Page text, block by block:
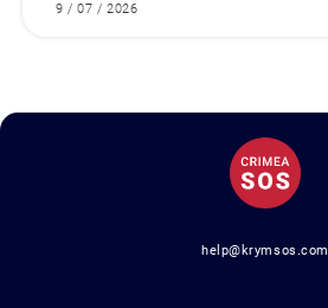
9 / 07 / 2026
help@krymsos.com